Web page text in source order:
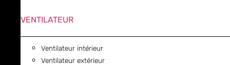
VENTILATEUR
Ventilateur intérieur
Ventilateur extérieur